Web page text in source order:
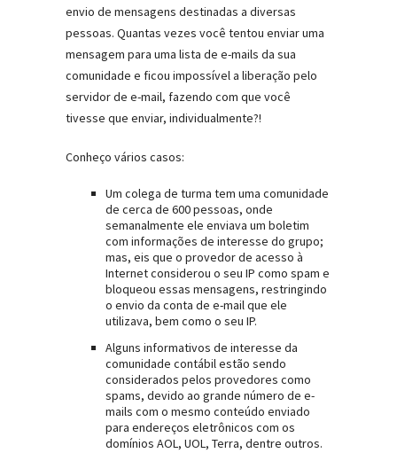
envio de mensagens destinadas a diversas
pessoas. Quantas vezes você tentou enviar uma
mensagem para uma lista de e-mails da sua
comunidade e ficou impossível a liberação pelo
servidor de e-mail, fazendo com que você
tivesse que enviar, individualmente?!
Conheço vários casos:
Um colega de turma tem uma comunidade
de cerca de 600 pessoas, onde
semanalmente ele enviava um boletim
com informações de interesse do grupo;
mas, eis que o provedor de acesso à
Internet considerou o seu IP como spam e
bloqueou essas mensagens, restringindo
o envio da conta de e-mail que ele
utilizava, bem como o seu IP.
Alguns informativos de interesse da
comunidade contábil estão sendo
considerados pelos provedores como
spams, devido ao grande número de e-
mails com o mesmo conteúdo enviado
para endereços eletrônicos com os
domínios AOL, UOL, Terra, dentre outros.